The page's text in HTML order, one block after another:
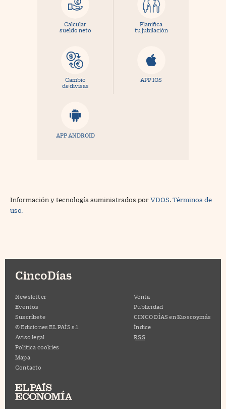
Calcular
sueldo neto
Planifica
tu jubilación
Cambio
de divisas
APP IOS
APP ANDROID
Información y tecnología suministrados por VDOS Términos de
uso.
CincoDías
Newsletter
Eventos
Suscríbete
© Ediciones EL PAÍS s.l.
Aviso legal
Política cookies
Mapa
Contacto
Venta
Publicidad
CINCO DÍAS en Kioscoymás
Índice
RSS